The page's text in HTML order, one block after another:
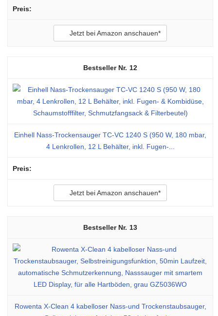
Jetzt bei Amazon anschauen*
12
Einhell Nass-Trockensauger TC-VC 1240 S (950 W, 180 mbar,
4 Lenkrollen, 12 L Behälter, inkl. Fugen-...
Jetzt bei Amazon anschauen*
13
Rowenta X-Clean 4 kabelloser Nass-und Trockenstaubsauger,